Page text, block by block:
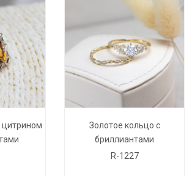
цитрином
Золотое кольцо с
бриллиантами
R-1227